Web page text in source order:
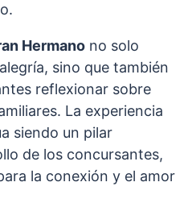
Hermano no solo
sino que también
reflexionar sobre
La experiencia
siendo un pilar
de los concursantes,
la conexión y el amor